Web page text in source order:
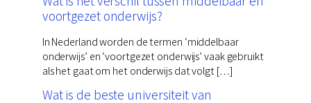
voortgezet onderwijs?
In Nederland worden de termen ‘middelbaar
onderwijs’ en ‘voortgezet onderwijs’ vaak gebruikt
als het gaat om het onderwijs dat volgt […]
Wat is de beste universiteit van